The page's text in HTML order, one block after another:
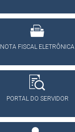
NOTA FISCAL ELETRÔNICA
PORTAL DO SERVIDOR